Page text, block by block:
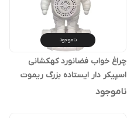
ناموجود
چراغ خواب فضانورد کهکشانی
اسپیکر دار ایستاده بزرگ ریموت
دار
ناموجود